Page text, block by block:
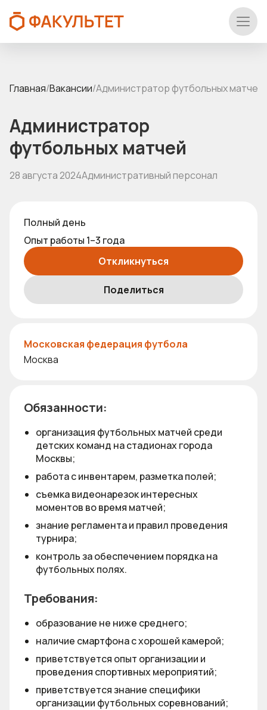
Главная/Вакансии/Администратор футбольных матчей
Администратор
футбольных матчей
28 августа 2024Административный персонал
Обязанности:
организация футбольных матчей среди
детских команд на стадионах города
Москвы;
работа с инвентарем, разметка полей;
съемка видеонарезок интересных
моментов во время матчей;
знание регламента и правил проведения
турнира;
контроль за обеспечением порядка на
футбольных полях.
Требования:
образование не ниже среднего;
наличие смартфона с хорошей камерой;
приветствуется опыт организации и
проведения спортивных мероприятий;
приветствуется знание специфики
организации футбольных соревнований;
Полный день
Опыт работы 1–3 года
Откликнуться
Поделиться
Московская федерация футбола
Москва